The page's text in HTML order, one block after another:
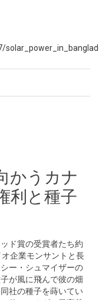
かうカナ
利と種子
ド賞の受賞者たち約
企業モンサントと長
ー・シュマイザーの
が風に飛んで彼の畑
社の種子を蒔いてい